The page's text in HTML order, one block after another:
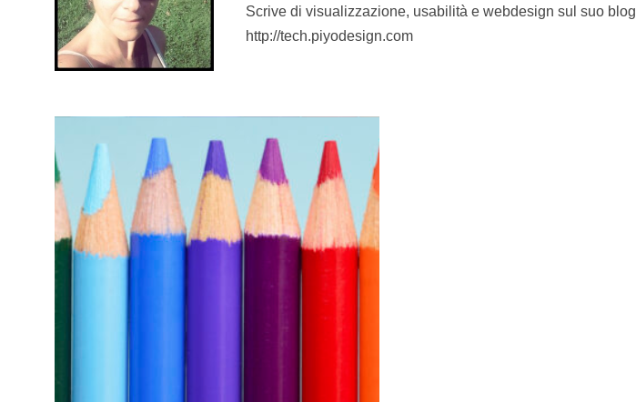
Scrive di visualizzazione, usabilità e webdesign sul suo blog
http://tech.piyodesign.com